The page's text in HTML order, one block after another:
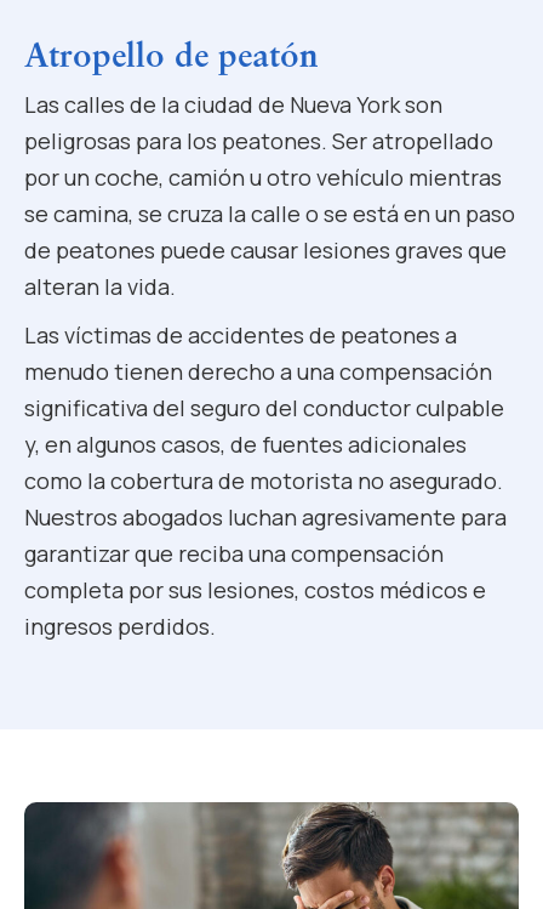
Atropello de peatón
Las calles de la ciudad de Nueva York son
peligrosas para los peatones. Ser atropellado
por un coche, camión u otro vehículo mientras
se camina, se cruza la calle o se está en un paso
de peatones puede causar lesiones graves que
alteran la vida.
Las víctimas de accidentes de peatones a
menudo tienen derecho a una compensación
significativa del seguro del conductor culpable
y, en algunos casos, de fuentes adicionales
como la cobertura de motorista no asegurado.
Nuestros abogados luchan agresivamente para
garantizar que reciba una compensación
completa por sus lesiones, costos médicos e
ingresos perdidos.